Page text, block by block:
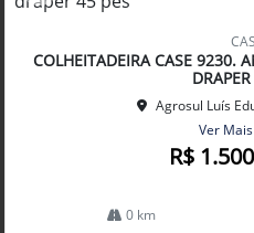
Co
arti
lhe
COLHEITADEIRA CASE 9230.
Agrosul Luís
Ver
R$
0 km